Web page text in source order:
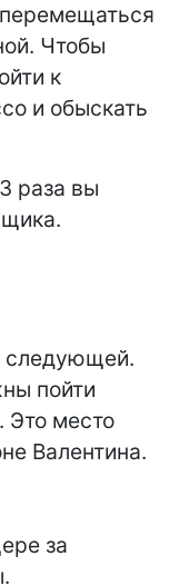
Чтобы
к
и обыскать
раза вы
следующей.
пойти
. Это место
Валентина.
за